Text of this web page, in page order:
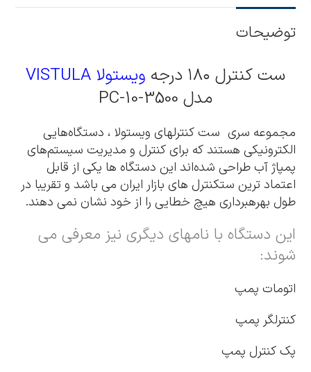
توضیحات
ست کنترل ۱۸۰ درجه
ویستولا VISTULA
مدل PC-10-3500
مجموعه سری ست کنترلهای ویستولا ، دستگاه‌هایی
الکترونیکی هستند که برای کنترل و مدیریت سیستم‌های
پمپاژ آب طراحی شده‌اند این دستگاه ها یکی از قابل
اعتماد ترین ستکنترل های بازار ایران می باشد و تقریبا در
طول بهرهبرداری هیچ خطایی را از خود نشان نمی دهند.
این دستگاه با نامهای دیگری نیز معرفی می
شوند:
اتومات پمپ
کنترلگر پمپ
پک کنترل پمپ